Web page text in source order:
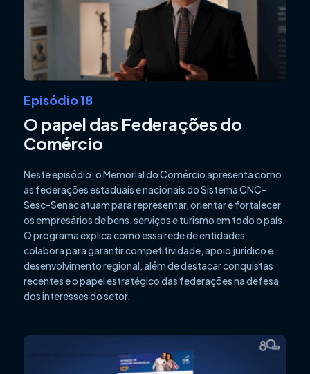
Episódio 18
O papel das Federações do
Comércio
Neste episódio, o Memorial do Comércio apresenta como
as federações estaduais e nacionais do Sistema CNC-
Sesc-Senac atuam para representar, orientar e fortalecer
os empresários de bens, serviços e turismo em todo o país.
O programa explica como essa rede de entidades
colabora para garantir competitividade, apoio jurídico e
desenvolvimento regional, além de destacar conquistas
recentes e o papel estratégico das federações na defesa
dos interesses do setor.